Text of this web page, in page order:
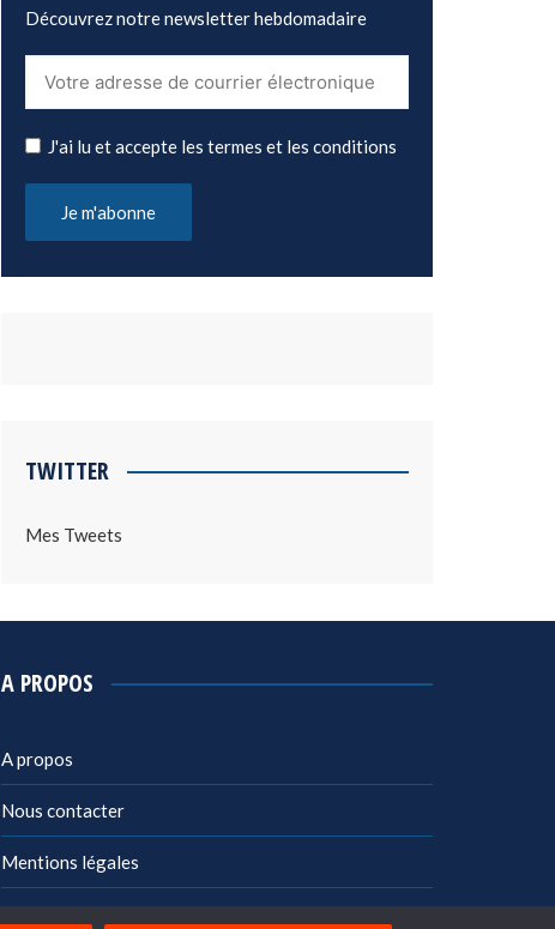
Découvrez notre newsletter hebdomadaire
J'ai lu et accepte les termes et les conditions
TWITTER
Mes Tweets
A PROPOS
A propos
Nous contacter
Mentions légales
Politique de confidentialité